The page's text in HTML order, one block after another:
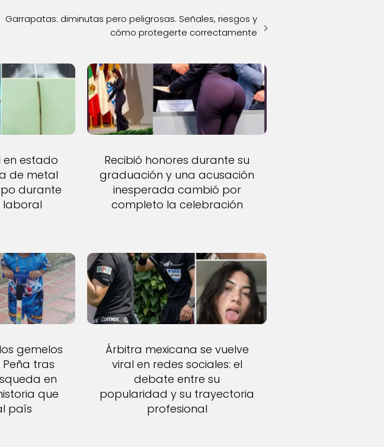
Garrapatas: diminutas pero peligrosas. Señales, riesgos y
cómo protegerte correctamente
en estado
de metal
durante
laboral
Recibió honores durante su
graduación y una acusación
inesperada cambió por
completo la celebración
gemelos
tras
en
que
país
Árbitra mexicana se vuelve
viral en redes sociales: el
debate entre su
popularidad y su trayectoria
profesional